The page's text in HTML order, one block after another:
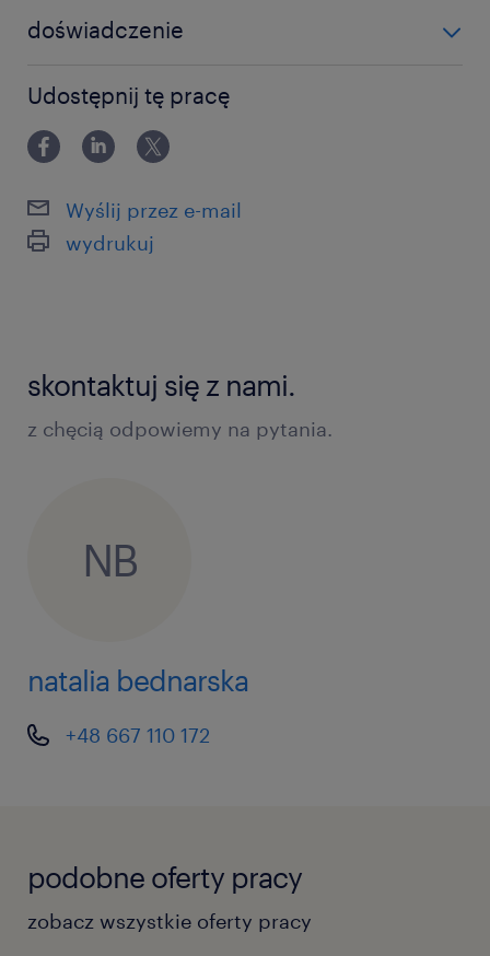
doświadczenie
Udostępnij tę pracę
Wyślij przez e-mail
wydrukuj
skontaktuj się z nami.
z chęcią odpowiemy na pytania.
NB
natalia bednarska
+48 667 110 172
podobne oferty pracy
zobacz wszystkie oferty pracy